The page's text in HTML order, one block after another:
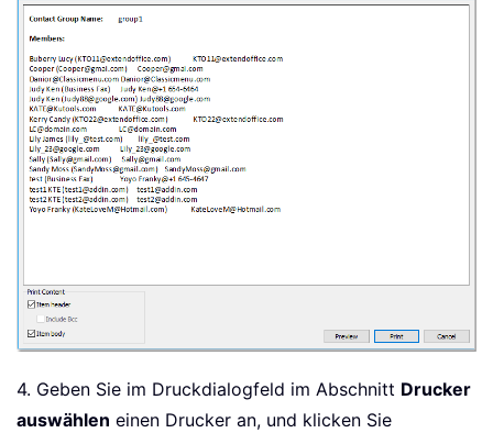
4. Geben Sie im Druckdialogfeld im Abschnitt Drucker
auswählen einen Drucker an, und klicken Sie